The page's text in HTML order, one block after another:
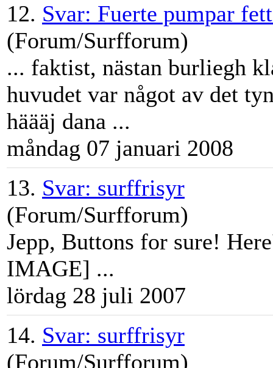
12. Svar: Fuerte pumpar
(Forum/Surfforum)
... faktist, nästan burliegh
huvudet var något av det
häääj dana ...
måndag 07 januari 2008
13. Svar: surffrisyr
(Forum/Surfforum)
Jepp, Buttons for sure!
IMAGE] ...
lördag 28 juli 2007
14. Svar: surffrisyr
(Forum/Surfforum)